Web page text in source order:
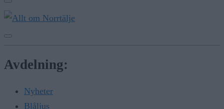
Avdelning:
Nyheter
Blåljus